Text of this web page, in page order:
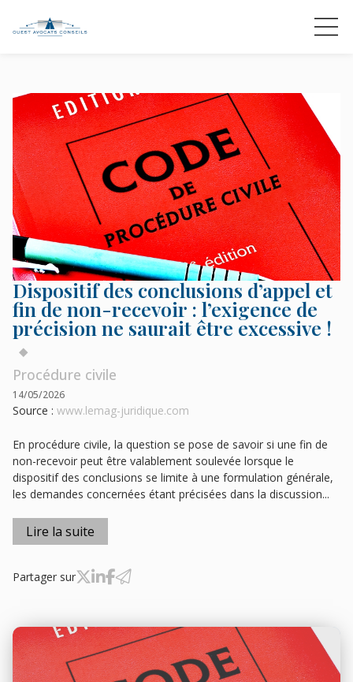
Dispositif des conclusions d’appel et
fin de non-recevoir : l’exigence de
précision ne saurait être excessive !
Procédure civile
14/05/2026
Source : www.lemag-juridique.com
En procédure civile, la question se pose de savoir si une fin de
non-recevoir peut être valablement soulevée lorsque le
dispositif des conclusions se limite à une formulation générale,
les demandes concernées étant précisées dans la discussion...
Lire la suite
Partager sur